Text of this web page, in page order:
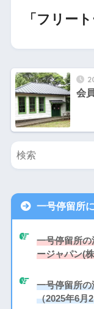
「フリー
会
一号停留所
一号停留所
ージャパン(
一号停留所
（2025年6月